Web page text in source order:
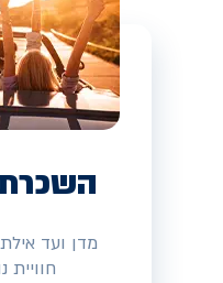
מדן ועד
חוויית